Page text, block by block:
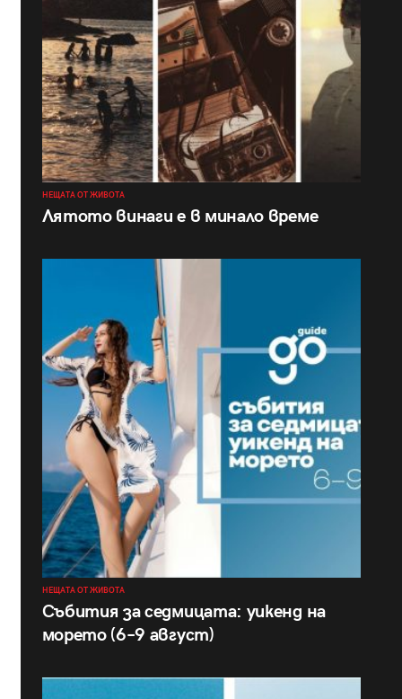
НЕЩАТА ОТ ЖИВОТА
Лятото винаги е в минало време
НЕЩАТА ОТ ЖИВОТА
Събития за седмицата: уикенд на
морето (6–9 август)